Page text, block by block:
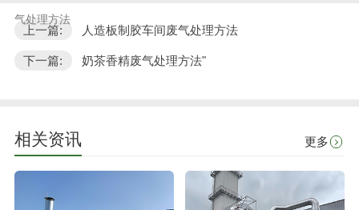
气处理方法
上一篇: 人造板制胶车间废气处理方法
下一篇: 奶茶香精废气处理方法"
相关资讯 更多